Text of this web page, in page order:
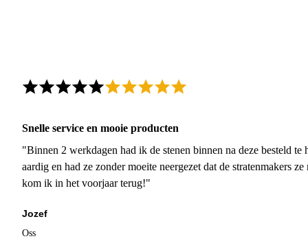
Snelle service en mooie producten
"Binnen 2 werkdagen had ik de stenen binnen na deze besteld
aardig en had ze zonder moeite neergezet dat de stratenmakers
kom ik in het voorjaar terug!"
Jozef
Oss